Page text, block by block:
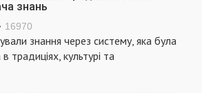
знань
16970
знання через систему, яка була
традиціях, культурі та